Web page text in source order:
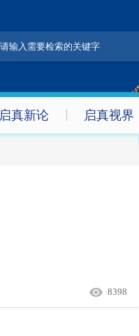
启真新论 启真视界
8398